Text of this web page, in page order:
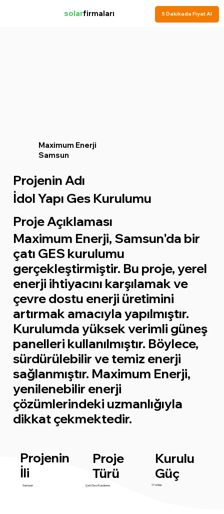
solarfirmaları 5 Dakikada Fiyat Al
Maximum Enerji
Samsun
Projenin Adı
İdol Yapı Ges Kurulumu
Proje Açıklaması
Maximum Enerji, Samsun'da bir
çatı GES kurulumu
gerçekleştirmiştir. Bu proje, yerel
enerji ihtiyacını karşılamak ve
çevre dostu enerji üretimini
artırmak amacıyla yapılmıştır.
Kurulumda yüksek verimli güneş
panelleri kullanılmıştır. Böylece,
sürdürülebilir ve temiz enerji
sağlanmıştır. Maximum Enerji,
yenilenebilir enerji
çözümlerindeki uzmanlığıyla
dikkat çekmektedir.
Projenin
İli
Samsun
Proje
Türü
Çatı Ges Kurulumu
Kurulu
Güç
17 kWp